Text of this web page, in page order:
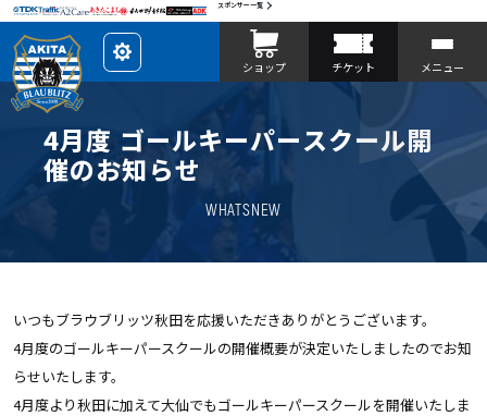
スポンサー一覧
レ
イ
ア
を
カ
ス
タ
マ
ショップ チケット メニュー
4月度 ゴールキーパースクール開
催のお知らせ
WHATSNEW
いつもブラウブリッツ秋田を応援いただきありがとうございます。
4月度のゴールキーパースクールの開催概要が決定いたしましたのでお知
らせいたします。
4月度より秋田に加えて大仙でもゴールキーパースクールを開催いたしま